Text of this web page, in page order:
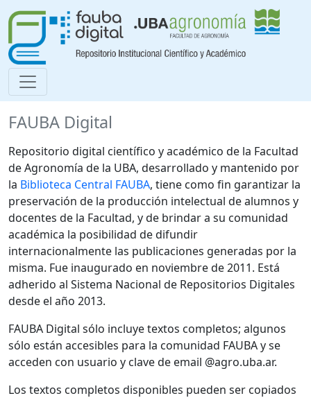
FAUBA Digital
Repositorio digital científico y académico de la Facultad
de Agronomía de la UBA, desarrollado y mantenido por
la Biblioteca Central FAUBA, tiene como fin garantizar la
preservación de la producción intelectual de alumnos y
docentes de la Facultad, y de brindar a su comunidad
académica la posibilidad de difundir
internacionalmente las publicaciones generadas por la
misma. Fue inaugurado en noviembre de 2011. Está
adherido al Sistema Nacional de Repositorios Digitales
desde el año 2013.
FAUBA Digital sólo incluye textos completos; algunos
sólo están accesibles para la comunidad FAUBA y se
acceden con usuario y clave de email @agro.uba.ar.
Los textos completos disponibles pueden ser copiados